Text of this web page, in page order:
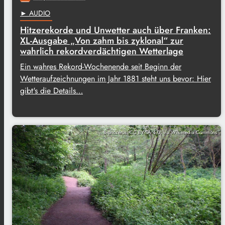
► AUDIO
Hitzerekorde und Unwetter auch über Franken:
XL-Ausgabe „Von zahm bis zyklonal“ zur
wahrlich rekordverdächtigen Wetterlage
Ein wahres Rekord-Wochenende seit Beginn der
Wetteraufzeichnungen im Jahr 1881 steht uns bevor: Hier
gibt's die Details…
Brunozerus, CC BY-SA 4.0, via Wikimedia Commons